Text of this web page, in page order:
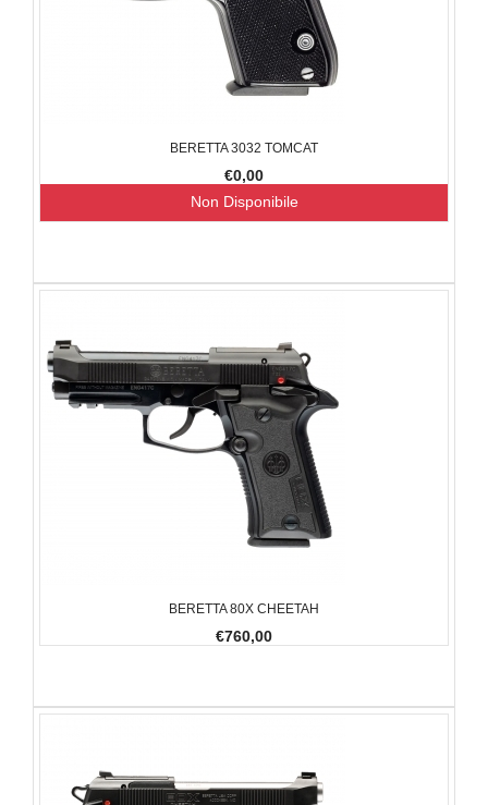
BERETTA 3032 TOMCAT
€0,00
Non Disponibile
BERETTA 80X CHEETAH
€760,00